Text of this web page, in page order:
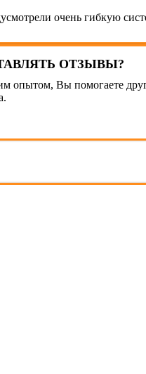
очень гибкую
ОТЗЫВЫ?
опытом, Вы помогаете